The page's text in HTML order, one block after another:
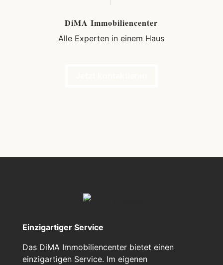
DiMA Immobiliencenter
Alle Experten in einem Haus
Einzigartiger Service
Das DiMA Immobiliencenter bietet einen
einzigartigen Service. Im eigenen